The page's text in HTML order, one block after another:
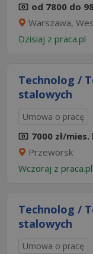
od 7800 do
Warszawa,
Dzisiaj z praca.pl
Technolog /
stalowych
Umowa o pracę
7000 zł/
Przeworsk
Wczoraj z praca.pl
Technolog /
stalowych
Umowa o pracę